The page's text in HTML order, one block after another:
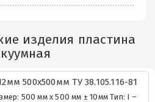
изделия пластина
500х500мм ТУ 38.105.116-81
500 мм х 500 мм ± 10мм Тип: I –